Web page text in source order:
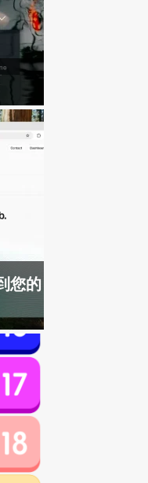
您的